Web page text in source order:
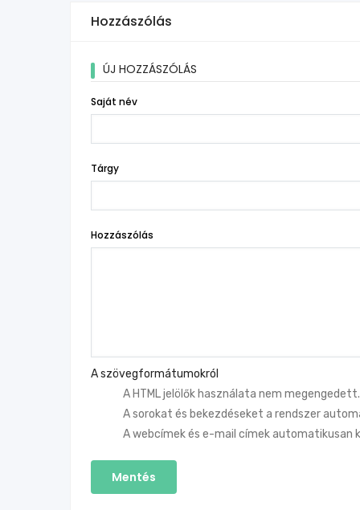
Hozzászólás
ÚJ HOZZÁSZÓLÁS
Saját név
Tárgy
Hozzászólás
A szövegformátumokról
A HTML jelölők használata nem megengedett.
A sorokat és bekezdéseket a rendszer
A webcímek és e-mail címek